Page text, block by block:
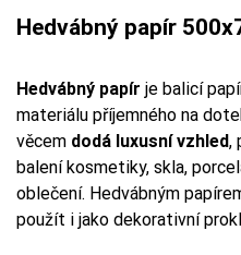
Hedvábný papír
Hedvábný papír je balicí
materiálu příjemného na
věcem dodá luxusní vzhled,
balení kosmetiky, skla,
oblečení. Hedvábným
použít i jako dekorativní